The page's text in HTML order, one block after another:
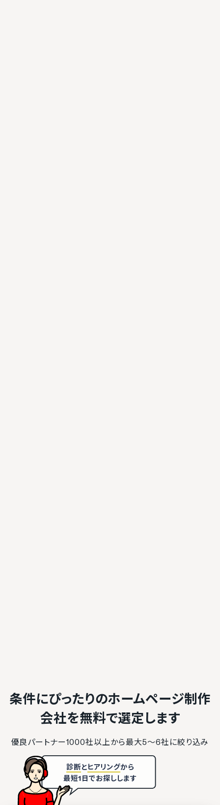
条件にぴったりのホームページ制作
会社を無料で選定します
優良パートナー1000社以上から最大5〜6社に絞り込み
診断とヒアリングから
最短1日でお探しします